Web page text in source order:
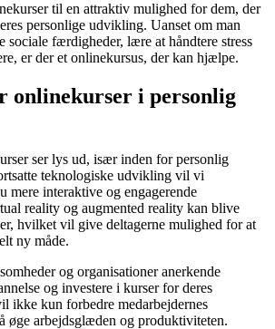
til en attraktiv mulighed for dem, der
personlige udvikling. Uanset om man
sociale færdigheder, lære at håndtere stress
er der et onlinekursus, der kan hjælpe.
onlinekurser i personlig
ser lys ud, især inden for personlig
teknologiske udvikling vil vi
mere interaktive og engagerende
reality og augmented reality kan blive
hvilket vil give deltagerne mulighed for at
ny måde.
og organisationer anerkende
og investere i kurser for deres
ikke kun forbedre medarbejdernes
øge arbejdsglæden og produktiviteten.